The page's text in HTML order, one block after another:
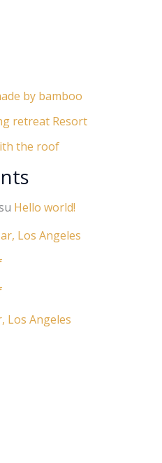
by bamboo
retreat Resort
the roof
Hello world!
Los Angeles
Los Angeles